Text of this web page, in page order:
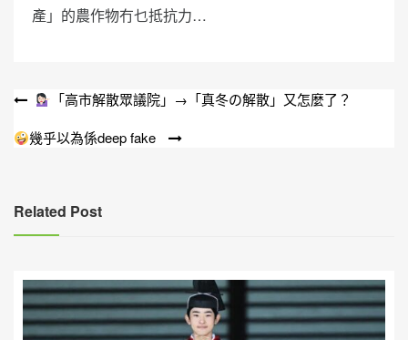
產」的農作物冇乜抵抗力…
文
章
「高市解散眾議院」→「真冬の解散」又怎麼了？
幾乎以為係deep fake
Related Post